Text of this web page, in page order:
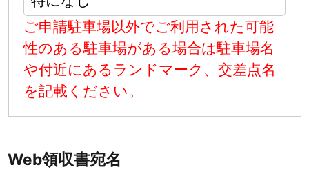
ご申請駐車場以外でご利用された可能
性のある駐車場がある場合は駐車場名
や付近にあるランドマーク、交差点名
を記載ください。
Web領収書宛名